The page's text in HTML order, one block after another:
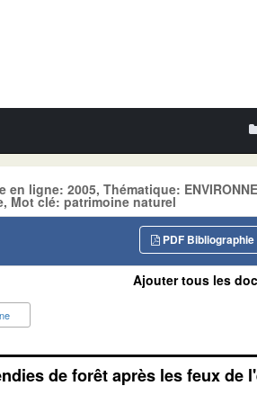
ligne: 2005, Thématique:
Mot clé: patrimoine naturel
PDF Bibliographie
Ajouter tous les
de forêt après les feux de